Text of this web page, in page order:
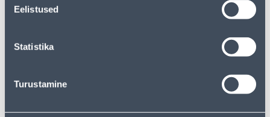
Eelistused
Statistika
Turustamine
Parcel machine from 2,29 € from 11.08.2026